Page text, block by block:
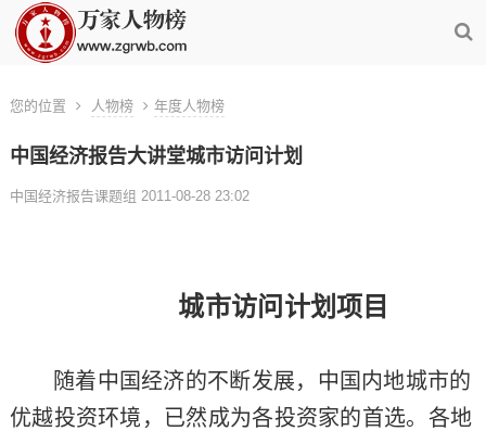
您的位置 人物榜 年度人物榜
中国经济报告大讲堂城市访问计划
中国经济报告课题组 2011-08-28 23:02
城市访问计划项目
随着中国经济的不断发展，中国内地城市的
优越投资环境，已然成为各投资家的首选。各地